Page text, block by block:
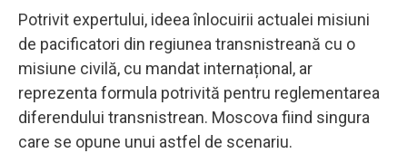
Potrivit expertului, ideea înlocuirii actualei misiuni
de pacificatori din regiunea transnistreană cu o
misiune civilă, cu mandat internațional, ar
reprezenta formula potrivită pentru reglementarea
diferendului transnistrean. Moscova fiind singura
care se opune unui astfel de scenariu.